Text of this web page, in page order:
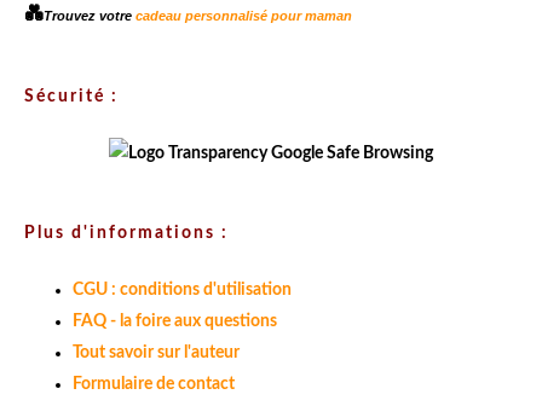
💑Trouvez votre cadeau personnalisé pour maman
Sécurité :
Plus d'informations :
CGU : conditions d'utilisation
FAQ - la foire aux questions
Tout savoir sur l'auteur
Formulaire de contact